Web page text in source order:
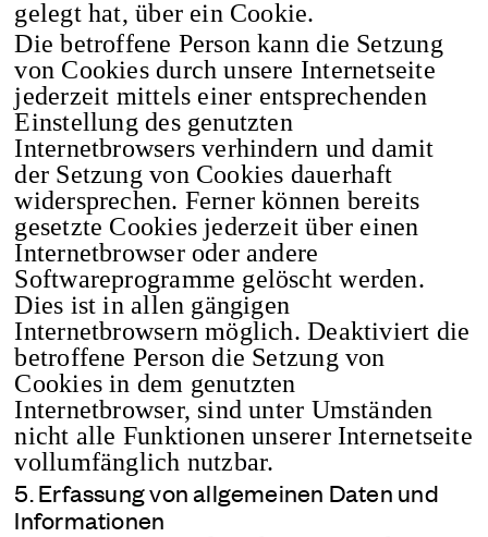
gelegt hat, über ein Cookie.
Die betroffene Person kann die Setzung
von Cookies durch unsere Internetseite
jederzeit mittels einer entsprechenden
Einstellung des genutzten
Internetbrowsers verhindern und damit
der Setzung von Cookies dauerhaft
widersprechen. Ferner können bereits
gesetzte Cookies jederzeit über einen
Internetbrowser oder andere
Softwareprogramme gelöscht werden.
Dies ist in allen gängigen
Internetbrowsern möglich. Deaktiviert die
betroffene Person die Setzung von
Cookies in dem genutzten
Internetbrowser, sind unter Umständen
nicht alle Funktionen unserer Internetseite
vollumfänglich nutzbar.
5. Erfassung von allgemeinen Daten und
Informationen